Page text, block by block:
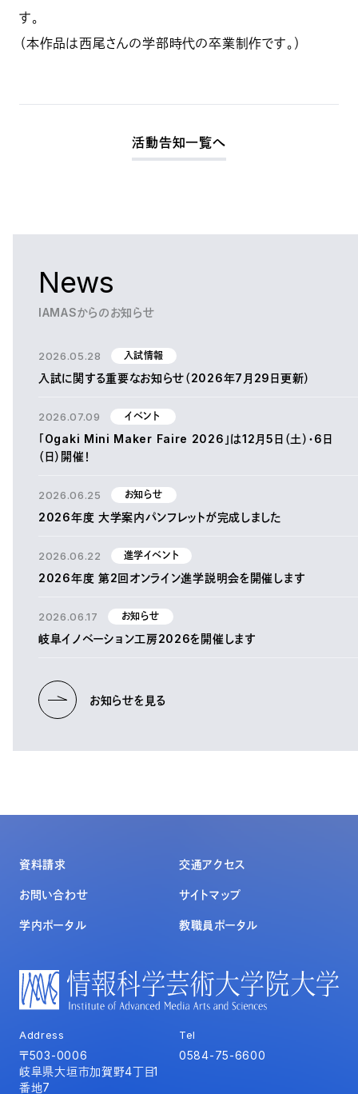
す。
（本作品は西尾さんの学部時代の卒業制作です。）
活動告知一覧へ
News
IAMASからのお知らせ
2026.05.28 入試情報
入試に関する重要なお知らせ（2026年7月29日更新）
2026.07.09 イベント
「Ogaki Mini Maker Faire 2026」は12月5日（土）・6日
（日）開催！
2026.06.25 お知らせ
2026年度 大学案内パンフレットが完成しました
2026.06.22 進学イベント
2026年度 第2回オンライン進学説明会を開催します
2026.06.17 お知らせ
岐阜イノベーション工房2026を開催します
お知らせを見る
資料請求 交通アクセス
お問い合わせ サイトマップ
学内ポータル 教職員ポータル
Address
〒503-0006
岐阜県大垣市加賀野4丁目1
番地7
Tel
0584-75-6600